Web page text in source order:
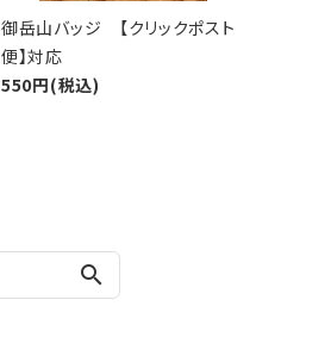
御岳山バッジ 【クリックポスト
便】対応
550円(税込)
search